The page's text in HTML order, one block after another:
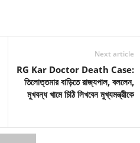
Next article
RG Kar Doctor Death Case:
তিলোত্তমার বাড়িতে রাজ্যপাল, বললেন,
মুখবন্ধ খামে চিঠি লিখবেন মুখ্যমন্ত্রীকে